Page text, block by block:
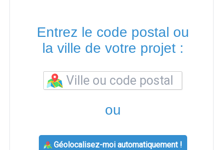
Entrez le code postal ou
la ville de votre projet :
ou
Géolocalisez-moi automatiquement !